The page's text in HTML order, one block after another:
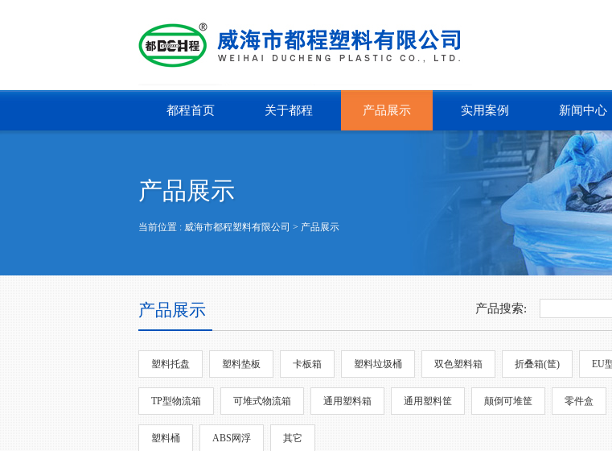
都程首页 关于都程 产品展示 实用案例 新闻中心
产品展示
当前位置 : 威海市都程塑料有限公司 > 产品展示
产品展示 产品搜索:
塑料托盘 塑料垫板 卡板箱 塑料垃圾桶 双色塑料箱 折叠箱(筐) EU
TP型物流箱 可堆式物流箱 通用塑料箱 通用塑料筐 颠倒可堆筐 零件盒
塑料桶 ABS网浮 其它